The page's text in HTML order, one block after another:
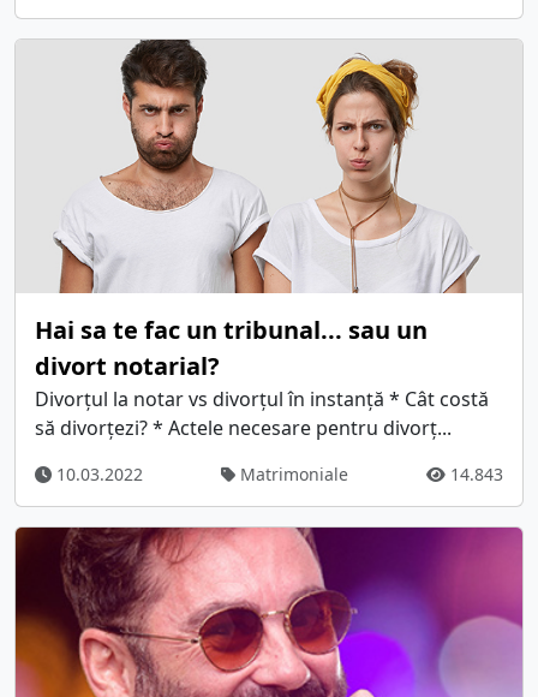
Hai sa te fac un tribunal... sau un
divort notarial?
Divorțul la notar vs divorțul în instanță * Cât costă
să divorțezi? * Actele necesare pentru divorț...
10.03.2022 Matrimoniale 14.843